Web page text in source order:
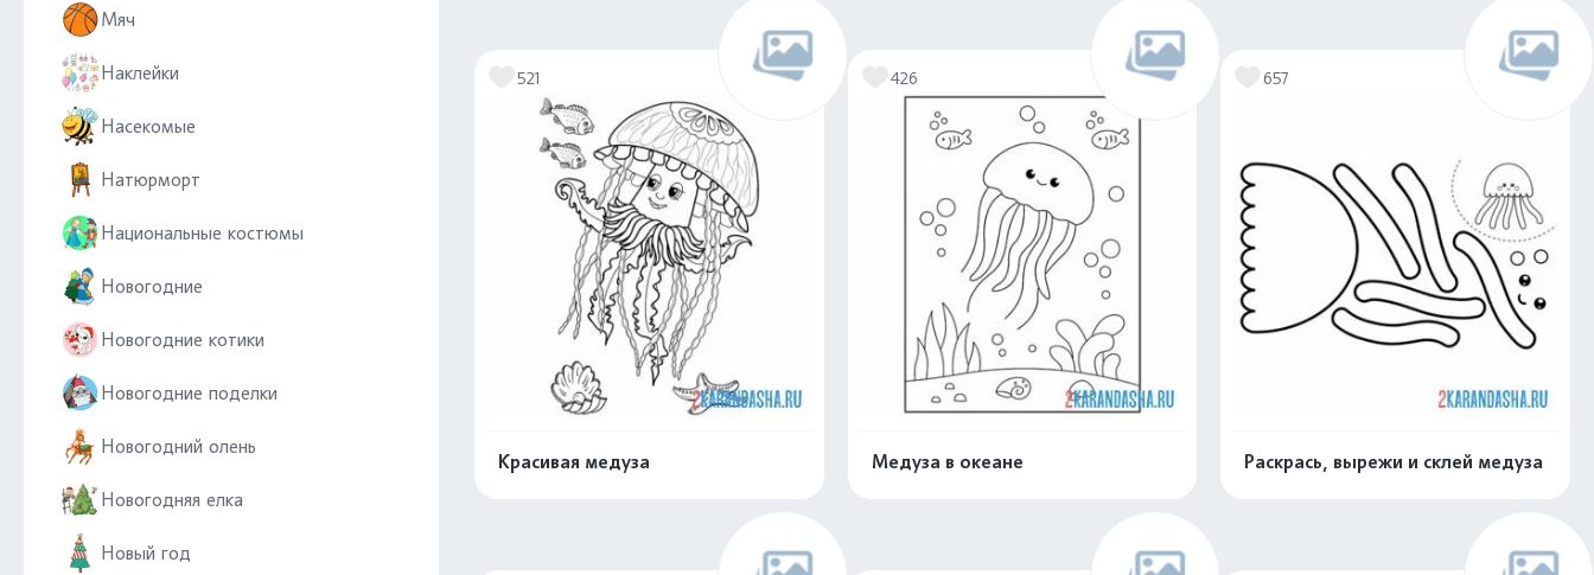
Мяч
Наклейки
Насекомые
Натюрморт
Национальные костюмы
Новогодние
Новогодние котики
Новогодние поделки
Новогодний олень
Новогодняя елка
Новый год
521
Красивая медуза
426
Медуза в океане
657
Раскрась, вырежи и склей медуза